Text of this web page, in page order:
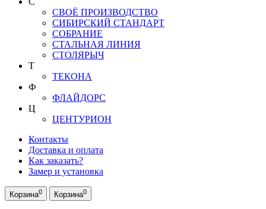
СВОЁ ПРОИЗВОДСТВО
СИБИРСКИЙ СТАНДАРТ
СОБРАНИЕ
СТАЛЬНАЯ ЛИНИЯ
СТОЛЯРЫЧ
Т
ТЕКОНА
Ф
ФЛАЙДОРС
Ц
ЦЕНТУРИОН
Контакты
Доставка и оплата
Как заказать?
Замер и установка
Корзина0 Корзина0